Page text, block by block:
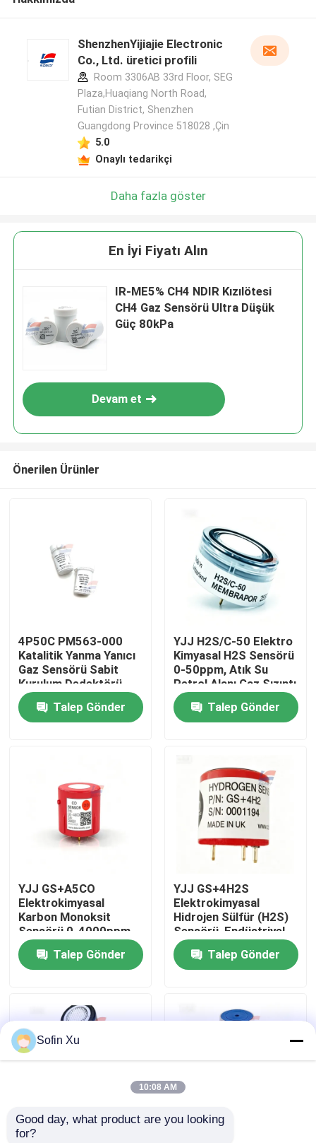
VR Gösterisi
Fabrika turu
Kalite Kontrolü
Haberler
Oksijen Gaz Sensörü
ShenzhenYijiajie Electronic
Co., Ltd. üretici profili
Room 3306AB 33rd Floor, SEG
Plaza,Huaqiang North Road,
Futian District, Shenzhen
Guangdong Province 518028 ,Çin
5.0
Onaylı tedarikçi
Daha fazla göster
En İyi Fiyatı Alın
IR-ME5% CH4 NDIR Kızılötesi
CH4 Gaz Sensörü Ultra Düşük
Güç 80kPa
Devam et
Önerilen Ürünler
4P50C PM563-000
Katalitik Yanma Yanıcı
Gaz Sensörü Sabit
Kurulum Dedektörü
Talep Gönder
YJJ H2S/C-50 Elektro
Kimyasal H2S Sensörü
0-50ppm, Atık Su
Petrol Alanı Gaz Sızıntı
Detektörü için
Talep Gönder
YJJ GS+A5CO
Elektrokimyasal
Karbon Monoksit
Sensörü 0-4000ppm
Duman Emisyon
Tespiti İçin Uygun
Talep Gönder
YJJ GS+4H2S
Elektrokimyasal
Hidrojen Sülfür (H2S)
Sensörü, Endüstriyel
Gaz Dedektörleri için
0-100ppmTalep Gönder
YJJ 17155304-3 0-
Sofin Xu
10:08 AM
Good day, what product are you looking
for?